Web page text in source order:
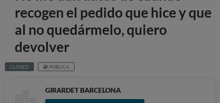
recogen el pedido que hice y que
al no quedármelo, quiero
devolver
CLOSED PÚBLICA
GIRARDET BARCELONA